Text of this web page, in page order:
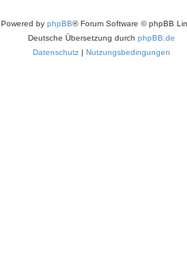
Powered by phpBB® Forum Software © phpBB
Deutsche Übersetzung durch phpBB.de
Datenschutz | Nutzungsbedingungen